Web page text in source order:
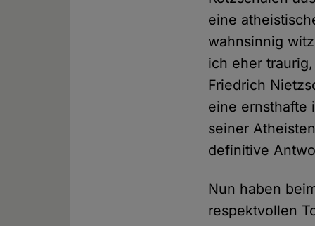
eine
wahnsinnig
ich eher
Friedrich
eine ernsthafte
seiner
definitive
Nun haben
respektvollen